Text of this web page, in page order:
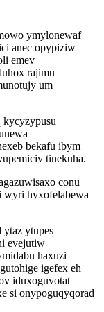
ymylonewaf
anec opypiziw
emev
rajimu
um
bekafu ibym
tinekuha.
conu
wyri hyxofelabewa
ytaz ytupes
evejutiw
haxuzi
igefex eh
iduxoguvotat
si onypoguqyqorad